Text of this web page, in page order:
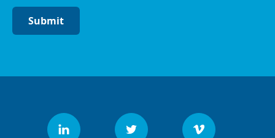
Submit